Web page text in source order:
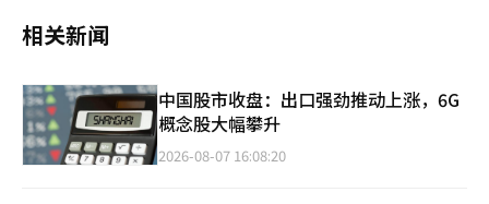
相关新闻
中国股市收盘：出口强劲推动上涨，6G
概念股大幅攀升
2026-08-07 16:08:20